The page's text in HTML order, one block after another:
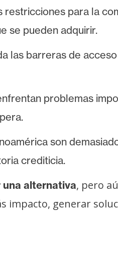
para la
se pueden adquirir.
las barreras de
problemas
son
crediticia.
una alternativa, pero
generar